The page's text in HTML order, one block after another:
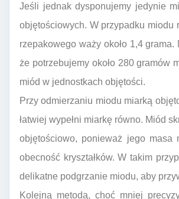
Jeśli jednak dysponujemy jedynie
objętościowych. W przypadku miodu
rzepakowego waży około 1,4
że potrzebujemy około 280 gramów
miód w jednostkach objętości.
Przy odmierzaniu miodu miarką
łatwiej wypełni miarkę równo. Miód
objętościowo, ponieważ jego masa
obecność kryształków. W takim
delikatne podgrzanie miodu, aby
Kolejną metodą, choć mniej